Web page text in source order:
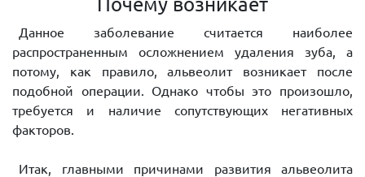
Данное заболевание считается наиболее
распространенным осложнением удаления зуба, а
потому, как правило, альвеолит возникает после
подобной операции. Однако чтобы это произошло,
требуется и наличие сопутствующих негативных
факторов.
Итак, главными причинами развития альвеолита